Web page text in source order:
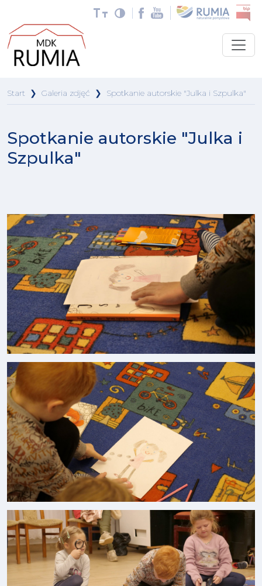
Start ❯ Galeria zdjęć ❯ Spotkanie autorskie "Julka i Szpulka"
Spotkanie autorskie "Julka i
Szpulka"